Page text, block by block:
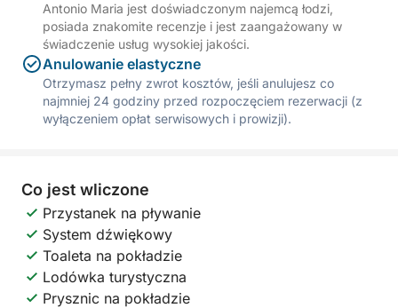
Antonio Maria jest doświadczonym najemcą łodzi,
posiada znakomite recenzje i jest zaangażowany w
świadczenie usług wysokiej jakości.
Anulowanie elastyczne
Otrzymasz pełny zwrot kosztów, jeśli anulujesz co
najmniej 24 godziny przed rozpoczęciem rezerwacji (z
wyłączeniem opłat serwisowych i prowizji).
Co jest wliczone
Przystanek na pływanie
System dźwiękowy
Toaleta na pokładzie
Lodówka turystyczna
Prysznic na pokładzie